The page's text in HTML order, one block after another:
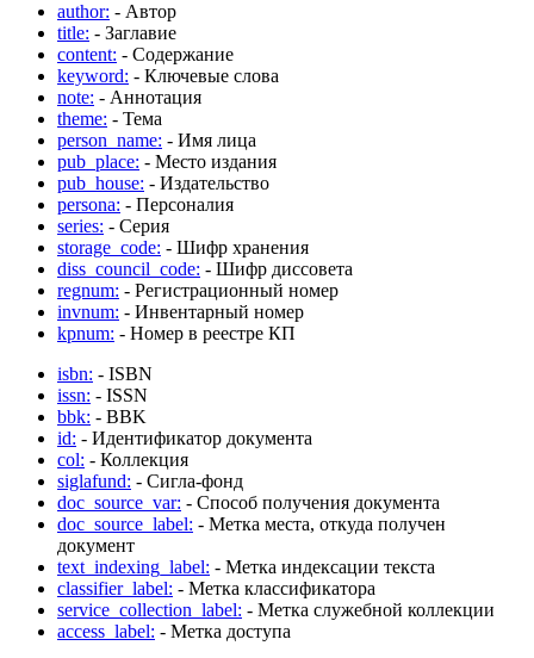
author: - Автор
title: - Заглавие
content: - Содержание
keyword: - Ключевые слова
note: - Аннотация
theme: - Тема
person_name: - Имя лица
pub_place: - Место издания
pub_house: - Издательство
persona: - Персоналия
series: - Серия
storage_code: - Шифр хранения
diss_council_code: - Шифр диссовета
regnum: - Регистрационный номер
invnum: - Инвентарный номер
kpnum: - Номер в реестре КП
isbn: - ISBN
issn: - ISSN
bbk: - BBK
id: - Идентификатор документа
col: - Коллекция
siglafund: - Сигла-фонд
doc_source_var: - Способ получения документа
doc_source_label: - Метка места, откуда получен
документ
text_indexing_label: - Метка индексации текста
classifier_label: - Метка классификатора
service_collection_label: - Метка служебной коллекции
access_label: - Метка доступа